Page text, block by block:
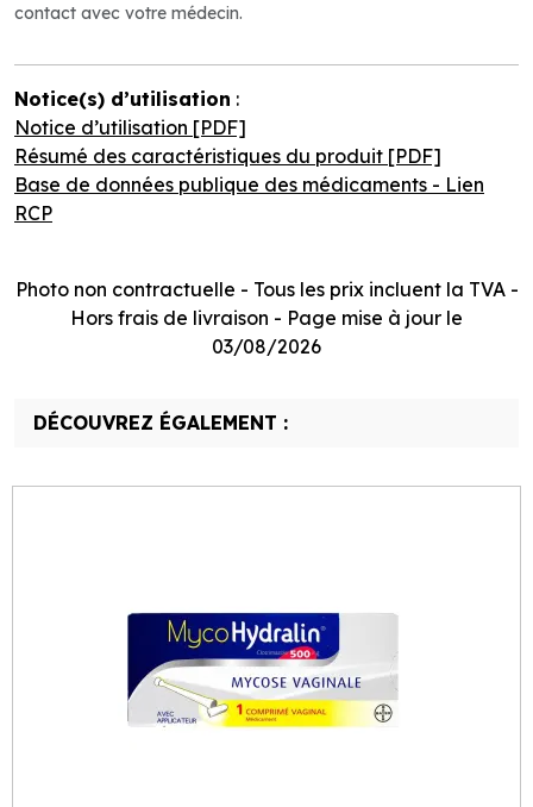
contact avec votre médecin.
Notice(s) d’utilisation :
Notice d’utilisation [PDF]
Résumé des caractéristiques du produit [PDF]
Base de données publique des médicaments - Lien
RCP
Photo non contractuelle - Tous les prix incluent la TVA -
Hors frais de livraison - Page mise à jour le
03/08/2026
DÉCOUVREZ ÉGALEMENT :